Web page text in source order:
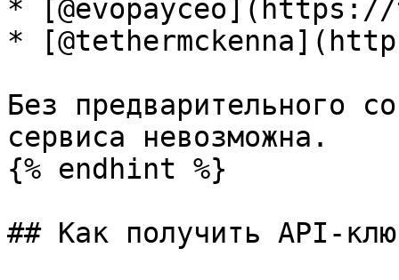
* [@evopayceo](https://
*
Без предварительного
сервиса невозможна.
{% endhint %}
## Как получить API-